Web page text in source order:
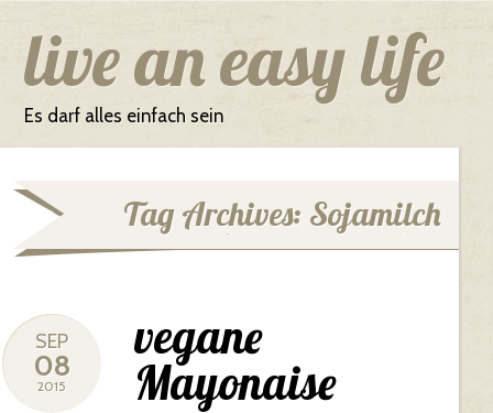
live an easy life
Es darf alles einfach sein
Tag Archives: Sojamilch
SEP
08
2015
vegane
Mayonaise